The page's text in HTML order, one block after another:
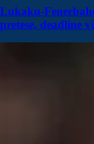
Lukaku-
pretese, deadline